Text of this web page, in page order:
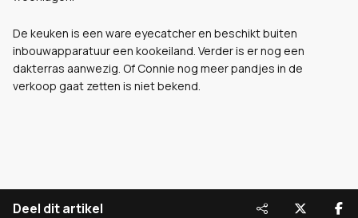
De keuken is een ware eyecatcher en beschikt buiten
inbouwapparatuur een kookeiland. Verder is er nog een
dakterras aanwezig. Of Connie nog meer pandjes in de
verkoop gaat zetten is niet bekend.
Deel dit artikel